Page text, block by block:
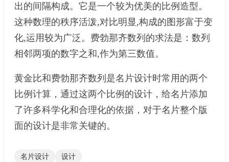
出的间隔构成。它是一个较为优美的比例造型。
这种数理的秩序活泼,对比明显,构成的图形富于变
化,运用较为广泛。费勃那齐数列的求法是：数列
相邻两项的数字之和,作为第三数值。
黄金比和费勃那齐数列是名片设计时常用的两个
比例计算，通过这两个比例的设计，给名片添加
了许多科学化和合理化的依据，对于名片整个版
面的设计是非常关键的。
名片设计 设计